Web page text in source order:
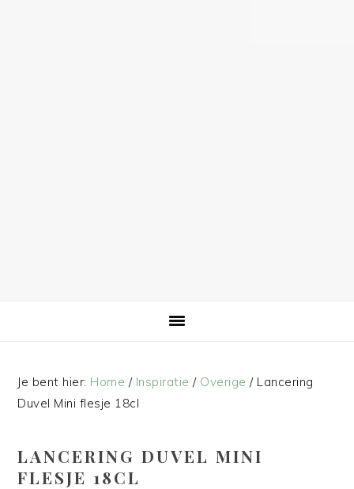
Je bent hier: Home / Inspiratie / Overige /Lancering
Duvel Mini flesje 18cl
LANCERING DUVEL MINI
FLESJE 18CL